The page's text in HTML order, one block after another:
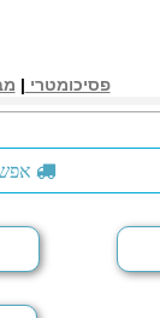
פסיכומטרי |